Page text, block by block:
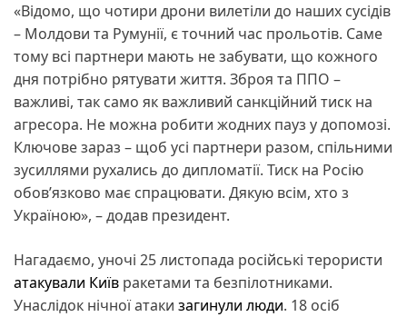
«Відомо, що чотири дрони вилетіли до наших сусідів
– Молдови та Румунії, є точний час прольотів. Саме
тому всі партнери мають не забувати, що кожного
дня потрібно рятувати життя. Зброя та ППО –
важливі, так само як важливий санкційний тиск на
агресора. Не можна робити жодних пауз у допомозі.
Ключове зараз – щоб усі партнери разом, спільними
зусиллями рухались до дипломатії. Тиск на Росію
обов’язково має спрацювати. Дякую всім, хто з
Україною», – додав президент.
Нагадаємо, уночі 25 листопада російські терористи
атакували Київ ракетами та безпілотниками.
Унаслідок нічної атаки загинули люди. 18 осіб